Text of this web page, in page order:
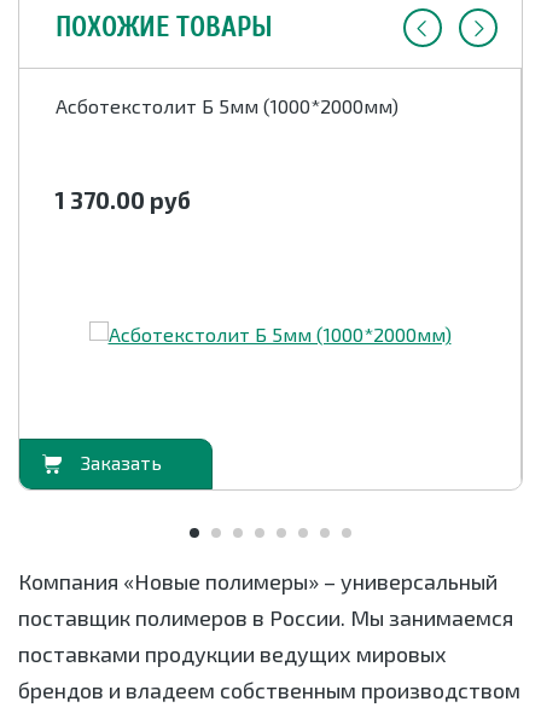
ПОХОЖИЕ ТОВАРЫ
Асботекстолит Б 5мм (1000*2000мм)
1 370.00 руб
Компания «Новые полимеры» – универсальный
поставщик полимеров в России. Мы занимаемся
поставками продукции ведущих мировых
брендов и владеем собственным производством